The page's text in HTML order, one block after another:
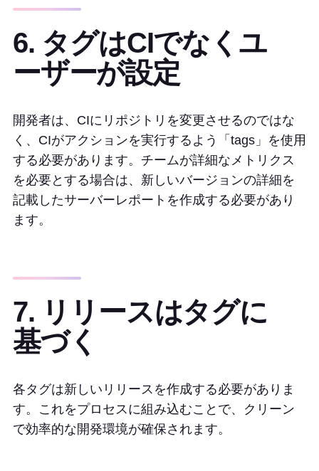
6. タグはCIでなくユ
ーザーが設定
開発者は、CIにリポジトリを変更させるのではな
く、CIがアクションを実行するよう「tags」を使用
する必要があります。チームが詳細なメトリクス
を必要とする場合は、新しいバージョンの詳細を
記載したサーバーレポートを作成する必要があり
ます。
7. リリースはタグに
基づく
各タグは新しいリリースを作成する必要がありま
す。これをプロセスに組み込むことで、クリーン
で効率的な開発環境が確保されます。